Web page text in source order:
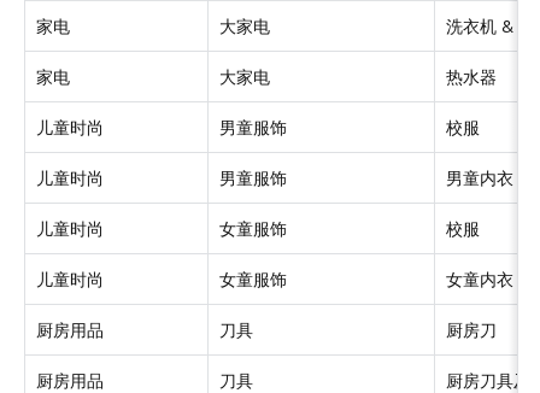
家电 大家电 洗衣机 & 干
家电 大家电 热水器
儿童时尚 男童服饰 校服
儿童时尚 男童服饰 男童内衣
儿童时尚 女童服饰 校服
儿童时尚 女童服饰 女童内衣
厨房用品 刀具 厨房刀
厨房用品 刀具 厨房刀具及